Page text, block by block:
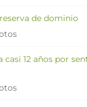
de dominio
casi 12 años por